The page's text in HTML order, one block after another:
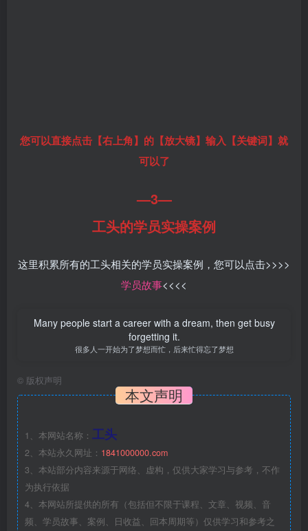
您可以直接点击【右上角】的【放大镜】输入【关键词】就
可以了
—3—
工头的学员实操案例
这里积累所有的工头相关的学员实操案例，您可以点击>>>>
学员故事<<<<
Many people start a career with a dream, then get busy
forgetting it.
很多人一开始为了梦想而忙，后来忙得忘了梦想
© 版权声明
本文声明
1、本网站名称： 工头
2、本站永久网址： 1841000000.com
3、本站部分内容来源于网络、虚构，仅供大家学习与参考，不作
为执行依据
4、本网站所提供的所有（包括但不限于课程、文章、视频、音
频、学员故事、案例、日收益、回本周期等）仅供学习和参考之